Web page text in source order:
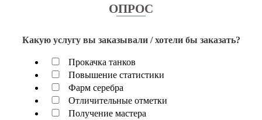
ОПРОС
Какую услугу вы заказывали / хотели бы заказать?
Прокачка танков
Повышение статистики
Фарм серебра
Отличительные отметки
Получение мастера